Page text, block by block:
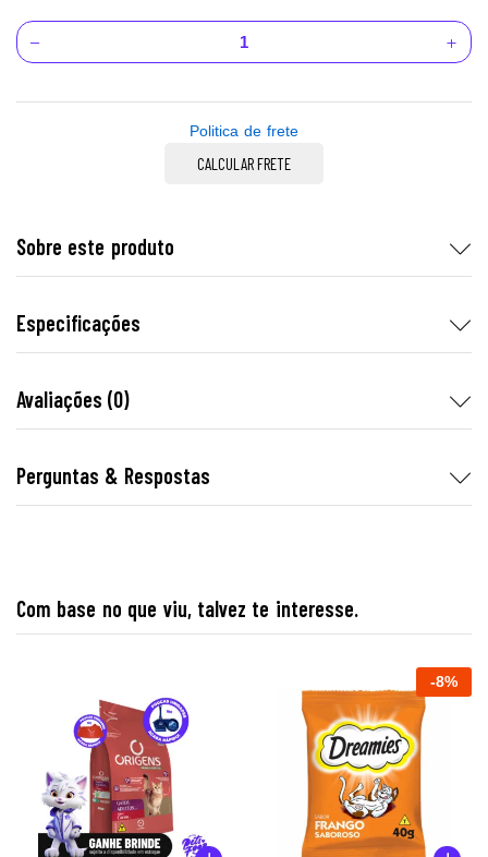
Politica de frete
CALCULAR FRETE
Sobre este produto
Especificações
Avaliações (0)
Perguntas & Respostas
Com base no que viu, talvez te interesse.
-8%